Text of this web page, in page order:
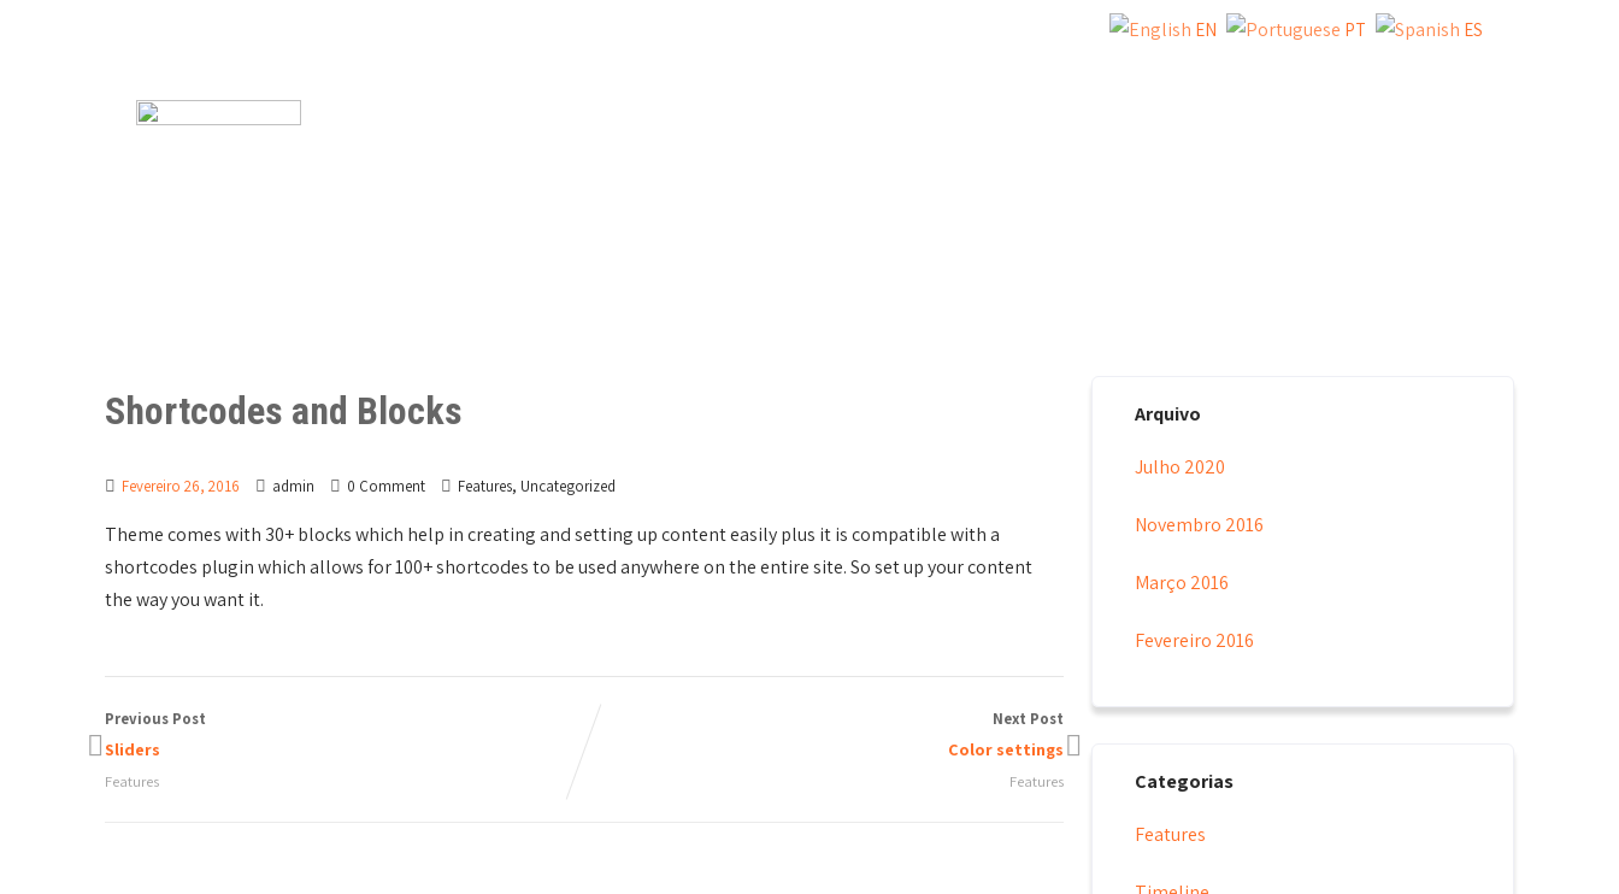
Shortcodes and Blocks
Fevereiro 26, 2016 admin 0 Comment Features, Uncategorized
Theme comes with 30+ blocks which help in creating and setting up content easily plus it is compatible with a
shortcodes plugin which allows for 100+ shortcodes to be used anywhere on the entire site. So set up your content
the way you want it.
Previous Post
Sliders
Features
Next Post
Color settings
Features
Arquivo
Julho 2020
Novembro 2016
Março 2016
Fevereiro 2016
Categorias
Features
EN PT ES